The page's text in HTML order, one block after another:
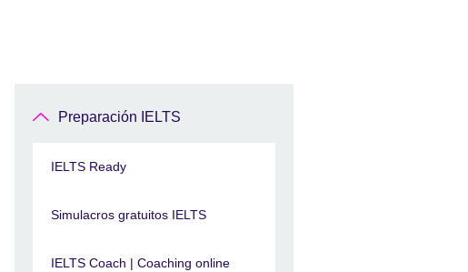
Preparación IELTS
IELTS Ready
Simulacros gratuitos IELTS
IELTS Coach | Coaching online